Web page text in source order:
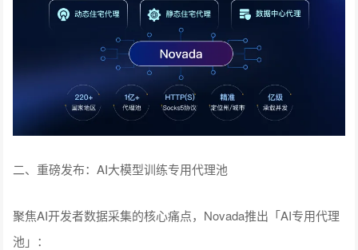
二、重磅发布：AI大模型训练专用代理池
聚焦AI开发者数据采集的核心痛点，Novada推出「AI专用代理
池」：